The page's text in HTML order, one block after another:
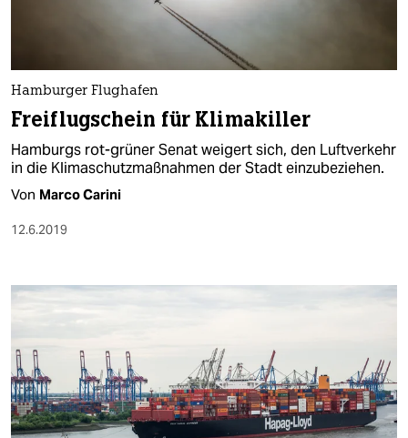
Hamburger Flughafen
Freiflugschein für Klimakiller
Hamburgs rot-grüner Senat weigert sich, den Luftverkehr
in die Klimaschutzmaßnahmen der Stadt einzubeziehen.
Von Marco Carini
12.6.2019